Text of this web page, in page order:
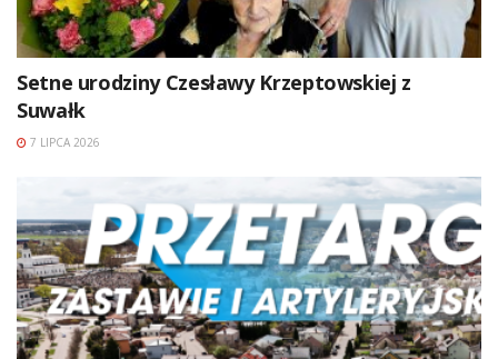
Setne urodziny Czesławy Krzeptowskiej z
Suwałk
7 LIPCA 2026